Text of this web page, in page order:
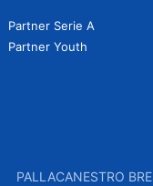
Partner Serie A
Partner Youth
PALLACANESTRO